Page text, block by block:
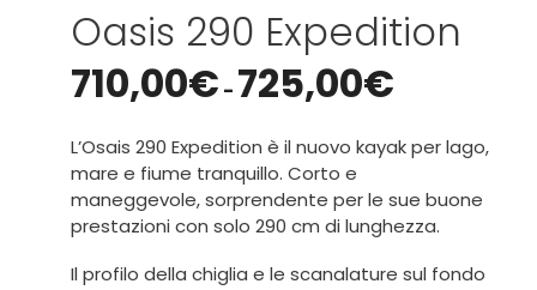
Oasis 290 Expedition
710,00€ - 725,00€
L’Osais 290 Expedition è il nuovo kayak per lago,
mare e fiume tranquillo. Corto e
maneggevole, sorprendente per le sue buone
prestazioni con solo 290 cm di lunghezza.
Il profilo della chiglia e le scanalature sul fondo